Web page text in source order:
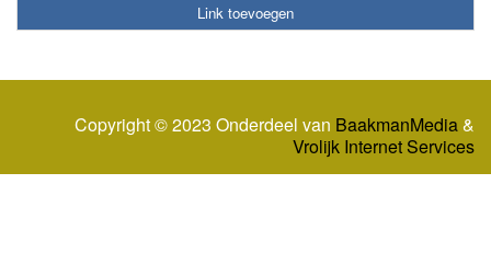
Link toevoegen
Copyright © 2023 Onderdeel van BaakmanMedia&
Vrolijk Internet Services